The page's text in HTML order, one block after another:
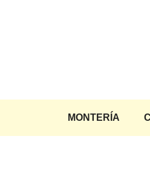
MONTERÍA